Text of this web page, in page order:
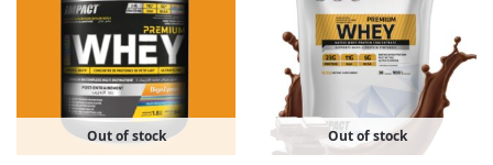
Out of stock Out of stock